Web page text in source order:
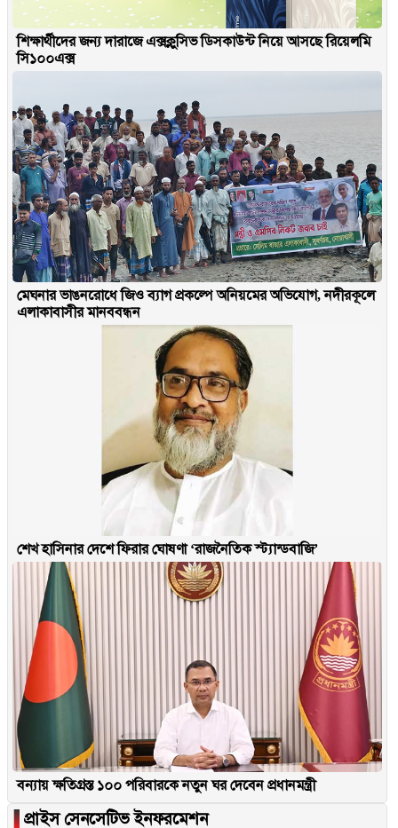
শিক্ষার্থীদের জন্য দারাজে এক্সক্লুসিভ ডিসকাউন্ট নিয়ে আসছে রিয়েলমি
সি১০০এক্স
মেঘনার ভাঙনরোধে জিও ব্যাগ প্রকল্পে অনিয়মের অভিযোগ, নদীরকূলে
এলাকাবাসীর মানববন্ধন
শেখ হাসিনার দেশে ফিরার ঘোষণা ‘রাজনৈতিক স্ট্যান্ডবাজি’
বন্যায় ক্ষতিগ্রস্ত ১০০ পরিবারকে নতুন ঘর দেবেন প্রধানমন্ত্রী
▐ প্রাইস সেনসেটিভ ইনফরমেশন